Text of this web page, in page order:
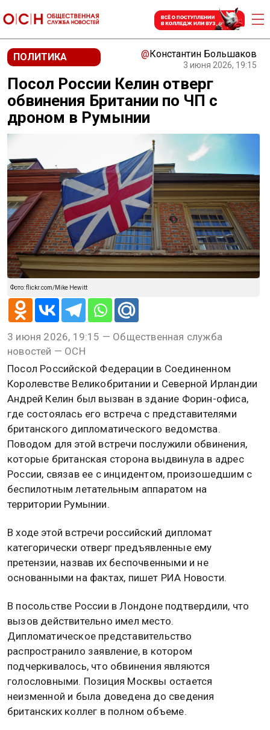
ПОЛИТИКА @Константин Большаков
3 июня 2026, 19:15
Посол России Келин отверг
обвинения Британии по ЧП с
дроном в Румынии
Фото: flickr.com/Mike Hewitt
3 июня 2026, 19:15 — Общественная служба
новостей — ОСН
Посол Российской Федерации в Соединенном
Королевстве Великобритании и Северной Ирландии
Андрей Келин был вызван в здание Форин-офиса,
где состоялась его встреча с представителями
британского дипломатического ведомства.
Поводом для этой встречи послужили обвинения,
которые британская сторона выдвинула в адрес
России, связав ее с инцидентом, произошедшим с
беспилотным летательным аппаратом на
территории Румынии.
В ходе этой встречи российский дипломат
категорически отверг предъявленные ему
претензии, назвав их беспочвенными и не
основанными на фактах, пишет РИА Новости.
В посольстве России в Лондоне подтвердили, что
вызов действительно имел место.
Дипломатическое представительство
распространило заявление, в котором
подчеркивалось, что обвинения являются
голословными. Позиция Москвы остается
неизменной и была доведена до сведения
британских коллег в полном объеме.